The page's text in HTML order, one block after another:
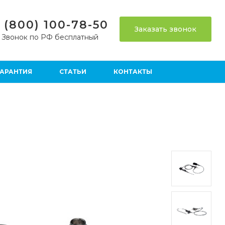
(800) 100-78-50
Звонок по РФ бесплатный
Заказать звонок
Функциональная диагностика
СТАТЬИ КОНТАКТЫ